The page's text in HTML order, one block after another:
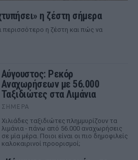
η ζέστη σήμερα
περισσότερο η ζέστη και πώς να
Αύγουστος: Ρεκόρ
Αναχωρήσεων με 56.000
Ταξιδιώτες στα Λιμάνια
ΣΉΜΕΡΑ
Χιλιάδες ταξιδιώτες πλημμυρίζουν τα
λιμάνια - πάνω από 56.000 αναχωρήσεις
σε μία μέρα. Ποιοι είναι οι πιο δημοφιλείς
καλοκαιρινοί προορισμοί;